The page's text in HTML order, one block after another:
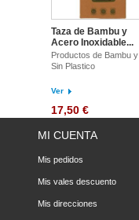
Taza de Bambu y
Acero Inoxidable...
Productos de Bambu y
Sin Plastico
Ver
17,50 €
MI CUENTA
Mis pedidos
Mis vales descuento
Mis direcciones